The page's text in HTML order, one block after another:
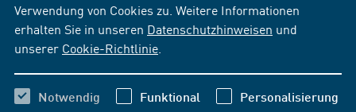
Verwendung von Cookies zu. Weitere Informationen
erhalten Sie in unseren Datenschutzhinweisen und
unserer Cookie-Richtlinie
Notwendig Funktional Personalisierung